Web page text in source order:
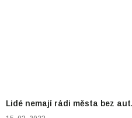
Lidé nemají rádi města bez